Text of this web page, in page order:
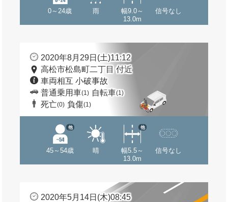
0～24歳 雨
幅9.0～
13.0m
信号なし
2020年8月29日(土)11:12
高松市松島町二丁目 付近
車両相互 小破事故
普通乗用車(1) 自転車(1)
死亡(0) 負傷(1)
45～54歳
他
晴
幅5.5～
13.0m
他
信号なし
2020年5月14日(木)08:45